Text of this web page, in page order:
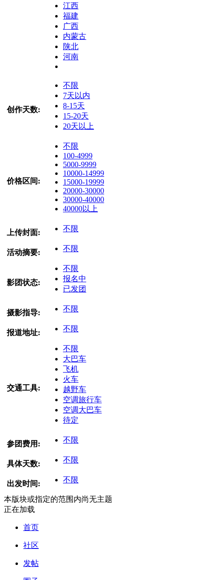
江西
福建
广西
内蒙古
陕北
河南
创作天数:
不限
7天以内
8-15天
15-20天
20天以上
价格区间:
不限
100-4999
5000-9999
10000-14999
15000-19999
20000-30000
30000-40000
40000以上
上传封面: 不限
活动摘要: 不限
影团状态:
不限
报名中
已发团
摄影指导: 不限
报道地址: 不限
交通工具:
不限
大巴车
飞机
火车
越野车
空调旅行车
空调大巴车
待定
参团费用: 不限
具体天数: 不限
出发时间: 不限
本版块或指定的范围内尚无主题
正在加载
首页
社区
发帖